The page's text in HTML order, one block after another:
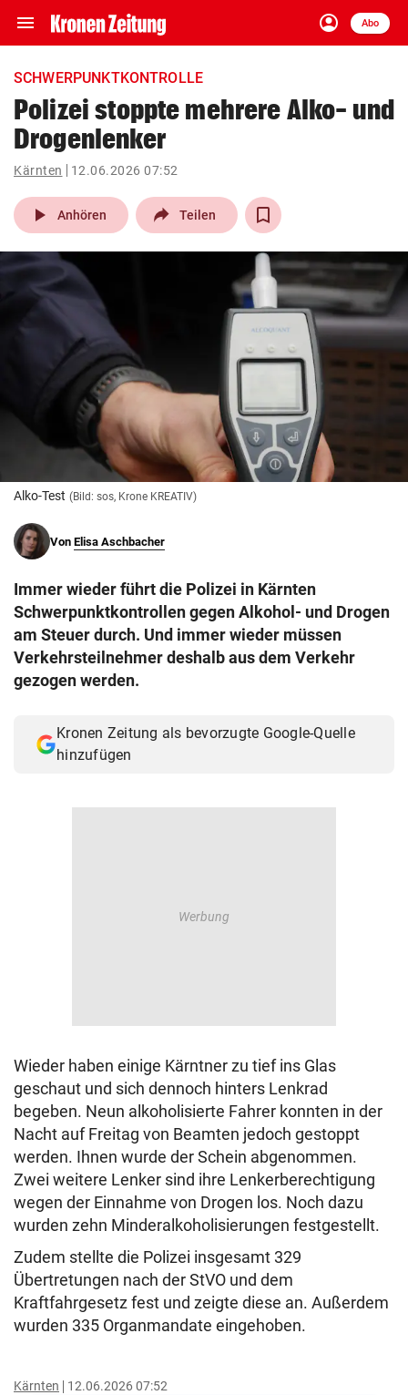
menu Navigation
ein-/ausklappen
account_circle
Anmelden
Abo
close Schließen
account_circle Anmelden
pin_drop
Wien arrow_right
bookmark
search
Suchbegriff
eingeben
© Krone Multimedia GmbH & Co KG 2026
Muthgasse 2, 1190 Wien
SCHWERPUNKTKONTROLLE
Polizei stoppte mehrere Alko- und
Drogenlenker
Kärnten 12.06.2026 07:52
play_arrow Anhören Teilen
Alko-Test (Bild: sos, Krone KREATIV)
Von Elisa Aschbacher
Immer wieder führt die Polizei in Kärnten
Schwerpunktkontrollen gegen Alkohol- und Drogen
am Steuer durch. Und immer wieder müssen
Verkehrsteilnehmer deshalb aus dem Verkehr
gezogen werden.
Kronen Zeitung als bevorzugte Google-Quelle
hinzufügen
Wieder haben einige Kärntner zu tief ins Glas
geschaut und sich dennoch hinters Lenkrad
begeben. Neun alkoholisierte Fahrer konnten in der
Nacht auf Freitag von Beamten jedoch gestoppt
werden. Ihnen wurde der Schein abgenommen.
Zwei weitere Lenker sind ihre Lenkerberechtigung
wegen der Einnahme von Drogen los. Noch dazu
wurden zehn Minderalkoholisierungen festgestellt.
Zudem stellte die Polizei insgesamt 329
Übertretungen nach der StVO und dem
Kraftfahrgesetz fest und zeigte diese an. Außerdem
wurden 335 Organmandate eingehoben.
Kärnten 12.06.2026 07:52